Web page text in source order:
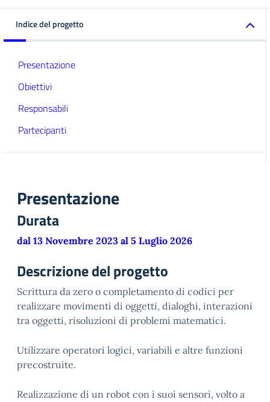
Indice del progetto
Presentazione
Obiettivi
Responsabili
Partecipanti
Presentazione
Durata
dal 13 Novembre 2023 al 5 Luglio 2026
Descrizione del progetto
Scrittura da zero o completamento di codici per
realizzare movimenti di oggetti, dialoghi, interazioni
tra oggetti, risoluzioni di problemi matematici.
Utilizzare operatori logici, variabili e altre funzioni
precostruite.
Realizzazione di un robot con i suoi sensori, volto a